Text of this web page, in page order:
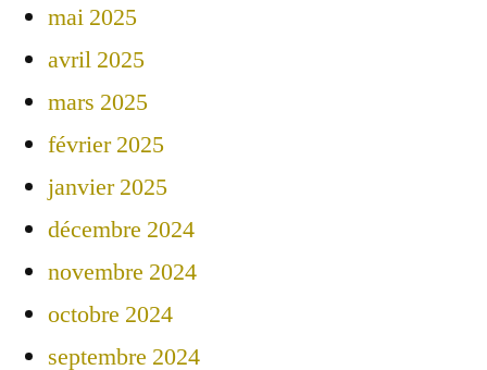
mai 2025
avril 2025
mars 2025
février 2025
janvier 2025
décembre 2024
novembre 2024
octobre 2024
septembre 2024